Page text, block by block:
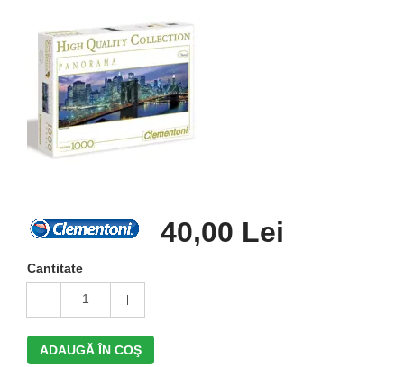
40,00 Lei
Cantitate
1
ADAUGĂ ÎN COŞ